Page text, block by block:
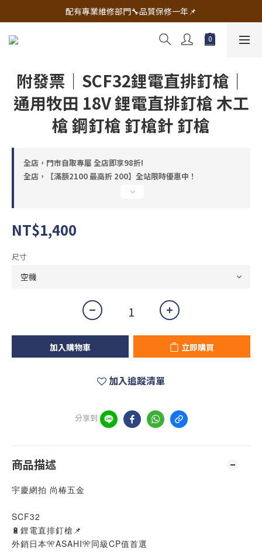
🔧電動工具&五金唯一首選 宇慶五金網拍🔧
配有專業維修部門🔧品質保修一年📌
🔧電動工具&五金唯一首選 宇慶五金網拍🔧
附發票｜SCF32鋰電直排釘槍｜
通用牧田 18V 鋰電直排釘槍 木工
槍 鋼釘槍 釘槍針 釘槍
全店，門市自取專屬 全店即享98折!
全店，【滿額2100 最高折 200】全站限時優惠中！
NT$1,400
尺寸
加入購物車 立即購買
加入追蹤清單
分享到
商品描述
宇慶網拍 尚椿五金
SCF32
🔋鋰電直排釘槍📌
外銷日本🎌ASAHI🎌同級CP值首選